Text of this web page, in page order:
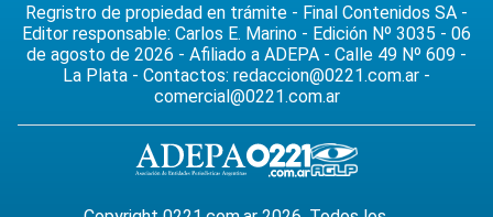
Regristro de propiedad en trámite - Final Contenidos SA -
Editor responsable: Carlos E. Marino - Edición Nº 3035 - 06
de agosto de 2026 - Afiliado a ADEPA - Calle 49 Nº 609 -
La Plata - Contactos: redaccion@0221.com.ar -
comercial@0221.com.ar